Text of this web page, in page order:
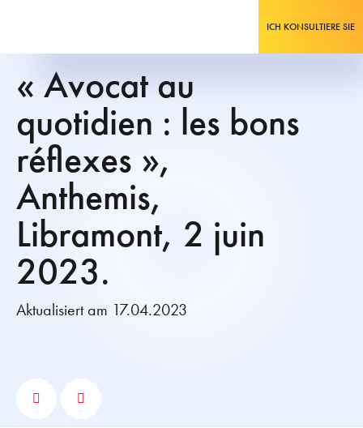
ICH KONSULTIERE SIE
« Avocat au
quotidien : les bons
réflexes »,
Anthemis,
Libramont, 2 juin
2023.
Aktualisiert am 17.04.2023